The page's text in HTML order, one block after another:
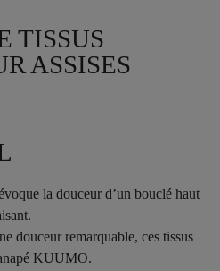
TISSUS
ASSISES
la douceur d’un bouclé haut
douceur remarquable, ces tissus
KUUMO.